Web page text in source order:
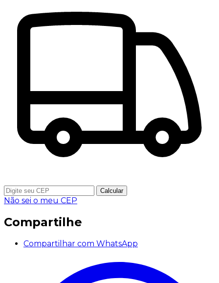
Calcular
Não sei o meu CEP
Compartilhe
Compartilhar com WhatsApp